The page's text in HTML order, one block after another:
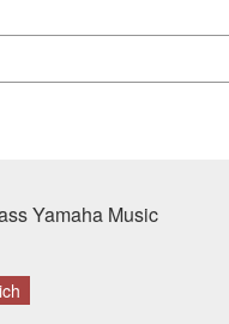
Yamaha Music